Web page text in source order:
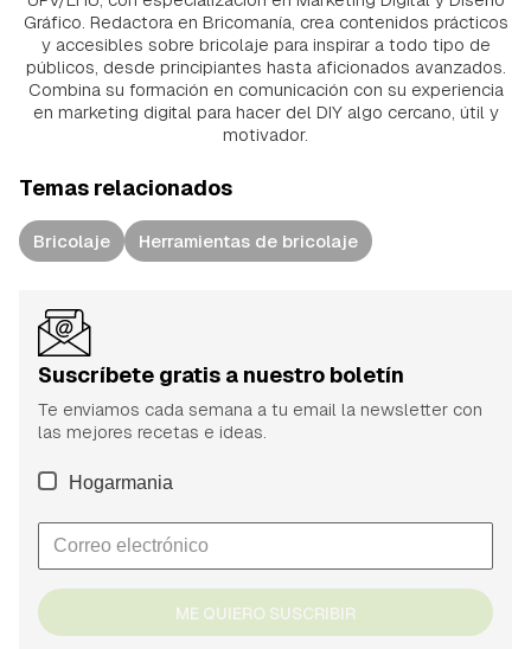
Gráfico. Redactora en Bricomanía, crea contenidos prácticos
y accesibles sobre bricolaje para inspirar a todo tipo de
públicos, desde principiantes hasta aficionados avanzados.
Combina su formación en comunicación con su experiencia
en marketing digital para hacer del DIY algo cercano, útil y
motivador.
Temas relacionados
Bricolaje Herramientas de bricolaje
Suscríbete gratis a nuestro boletín
Te enviamos cada semana a tu email la newsletter con
las mejores recetas e ideas.
Hogarmania
ME QUIERO SUSCRIBIR